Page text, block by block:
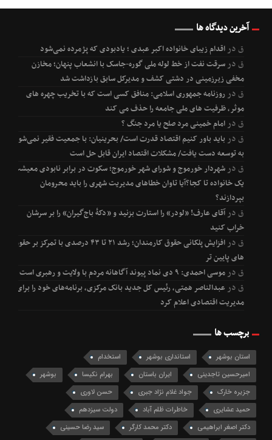
آخرین دیدگاه ها
قدراقدام زیبای خانواده اکبر عبدی ؛ یادبودی که پژمرده نمی‌شود
قدرسرقت نفت از خط لوله ملی گوره-جاسک با انشعاب پنهان؛ مخازن
مخفی زیرزمینی در دشتی کشف و مدیرکل سابق بازداشت شد
قدرروزنامه جمهوری اسلامی: منافق کسی است که با تخریب چهره های
موثر، ظرفیت های ملی جامعه را حذف می کند
قدرامام خمینی مرد صلح یا مرد جنگ ؟
قدرباید باور کنیم اقتصاد قدرت است/ بحرینیان: با جمعیت فقیر نمی‌شود
به توسعه دست یافت/ مشکلات اقتصاد ایران قابل حل است
قدرشهردار خورموج و شورای شهر خورموج؛ سکوت در برابر نابودی معیشت
یک خانواده تا کجا؟آیا تاوان خطاهای مدیریت شهری را باید محرومان
بپردازند؟
قدرآقای عارف! «لودر» را استارت بزنید و «دکۀ باج‌گیران» را بر سرشان
خراب کنید
قدر
افزایش پلکانی حقوق کارمندان؛ رشد ۲۱ تا ۴۳ درصدی با تمرکز بر حقوق
های پایین تر
قدرموسی احمدی: ۹ دی نماد پیوند آگاهانه مردم با ولایت و رهبری است
قدر عبدالناصر همتی، رئیس کل جدید بانک مرکزی، برنامه‌های خود را برای
مدیریت اقتصادی اعلام کرد
برچسب ها
استان بوشهر استانداری بوشهر
استخدام
امیرحسین تاجدینی
ایران باستان بهرام نکیسا
بوشهر
جزیره خارک
جواد غلام نژاد جبری
حسن لاوری
حمید عشایری
خاطرات ظلم آباد
دولت سیزدهم
دکتر اصغر ابراهیمی
دکتر محمد کارگر
سید رضا حسینی